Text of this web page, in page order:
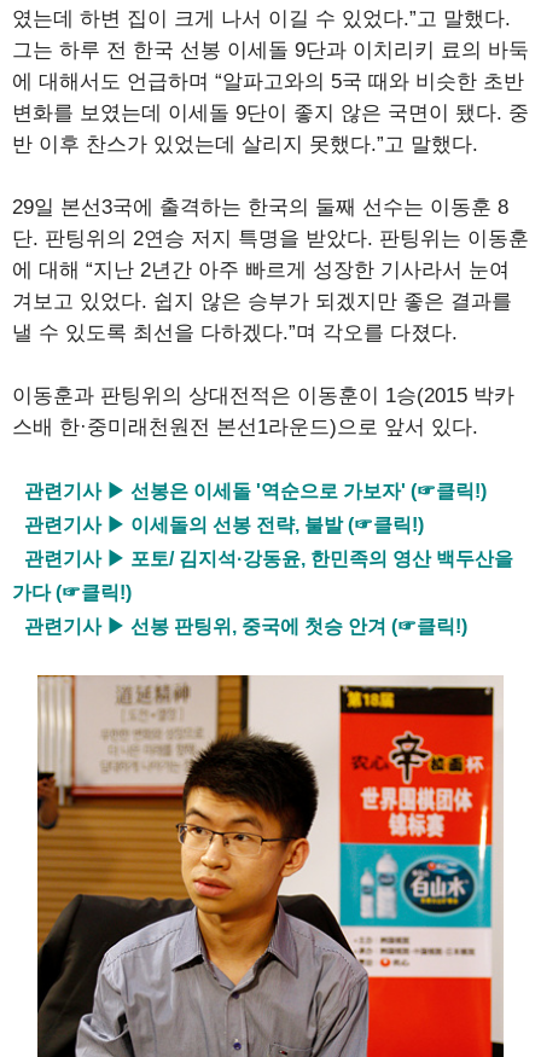
였는데 하변 집이 크게 나서 이길 수 있었다.”고 말했다.
그는 하루 전 한국 선봉 이세돌 9단과 이치리키 료의 바둑
에 대해서도 언급하며 “알파고와의 5국 때와 비슷한 초반
변화를 보였는데 이세돌 9단이 좋지 않은 국면이 됐다. 중
반 이후 찬스가 있었는데 살리지 못했다.”고 말했다.
29일 본선3국에 출격하는 한국의 둘째 선수는 이동훈 8
단. 판팅위의 2연승 저지 특명을 받았다. 판팅위는 이동훈
에 대해 “지난 2년간 아주 빠르게 성장한 기사라서 눈여
겨보고 있었다. 쉽지 않은 승부가 되겠지만 좋은 결과를
낼 수 있도록 최선을 다하겠다.”며 각오를 다졌다.
이동훈과 판팅위의 상대전적은 이동훈이 1승(2015 박카
스배 한·중미래천원전 본선1라운드)으로 앞서 있다.
관련기사 ▶ 선봉은 이세돌 '역순으로 가보자' (☞클릭!)
관련기사 ▶ 이세돌의 선봉 전략, 불발 (☞클릭!)
관련기사 ▶ 포토/ 김지석·강동윤, 한민족의 영산 백두산을
가다 (☞클릭!)
관련기사 ▶ 선봉 판팅위, 중국에 첫승 안겨 (☞클릭!)